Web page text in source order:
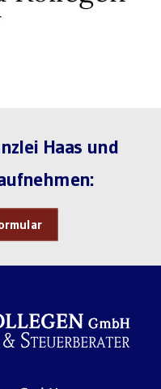
Haas und